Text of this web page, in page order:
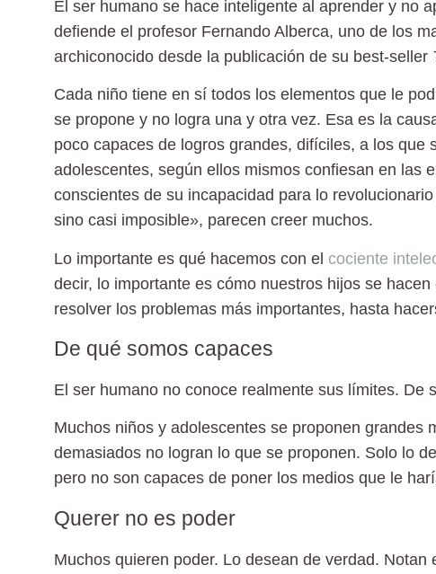
El ser humano se hace inteligente al aprender y no
defiende el profesor Fernando Alberca, uno de los
archiconocido desde la publicación de su best-seller
Cada niño tiene en sí todos los elementos que le
se propone y no logra una y otra vez. Esa es la
poco capaces de logros grandes, difíciles, a los que
adolescentes, según ellos mismos confiesan en las
conscientes de su incapacidad para lo
sino casi imposible», parecen creer muchos.
Lo importante es qué hacemos con el cociente
decir, lo importante es cómo nuestros hijos se
resolver los problemas más importantes, hasta
De qué somos capaces
El ser humano no conoce realmente sus límites. De
Muchos niños y adolescentes se proponen grandes
demasiados no logran lo que se proponen. Solo lo
pero no son capaces de poner los medios que le
Querer no es poder
Muchos quieren poder. Lo desean de verdad.